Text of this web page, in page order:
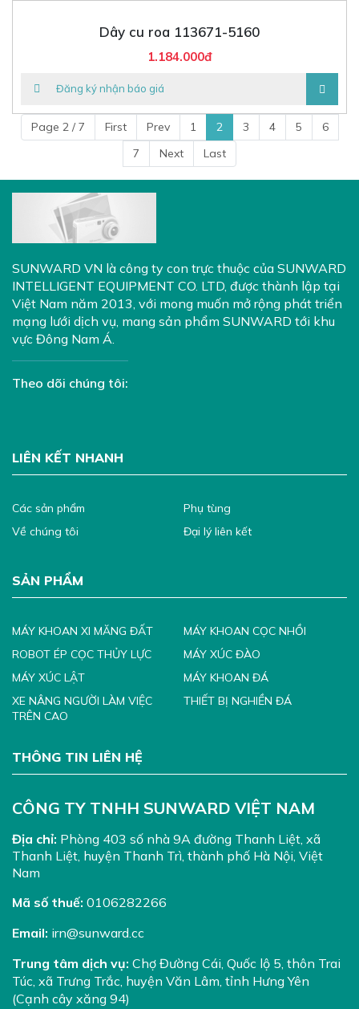
Dây cu roa 113671-5160
1.184.000đ
Đăng ký nhận báo giá
Page 2 / 7 First Prev 1 2 3 4 5
6
7
Next Last
SUNWARD VN là công ty con trực thuộc của SUNWARD
INTELLIGENT EQUIPMENT CO. LTD, được thành lập tại
Việt Nam năm 2013, với mong muốn mở rộng phát triển
mạng lưới dịch vụ, mang sản phẩm SUNWARD tới khu
vực Đông Nam Á.
Theo dõi chúng tôi:
LIÊN KẾT NHANH
Các sản phẩm
Phụ tùng
Về chúng tôi
Đại lý liên kết
SẢN PHẨM
MÁY KHOAN XI MĂNG ĐẤT
MÁY KHOAN CỌC NHỒI
ROBOT ÉP CỌC THỦY LỰC
MÁY XÚC ĐÀO
MÁY XÚC LẬT
MÁY KHOAN ĐÁ
XE NÂNG NGƯỜI LÀM VIỆC
TRÊN CAO
THIẾT BỊ NGHIỀN ĐÁ
THÔNG TIN LIÊN HỆ
CÔNG TY TNHH SUNWARD VIỆT NAM
Địa chỉ: Phòng 403 số nhà 9A đường Thanh Liệt, xã
Thanh Liệt, huyện Thanh Trì, thành phố Hà Nội, Việt
Nam
Mã số thuế: 0106282266
Email: irn@sunward.cc
Trung tâm dịch vụ: Chợ Đường Cái, Quốc lộ 5, thôn Trai
Túc, xã Trưng Trắc, huyện Văn Lâm, tỉnh Hưng Yên
(Cạnh cây xăng 94)